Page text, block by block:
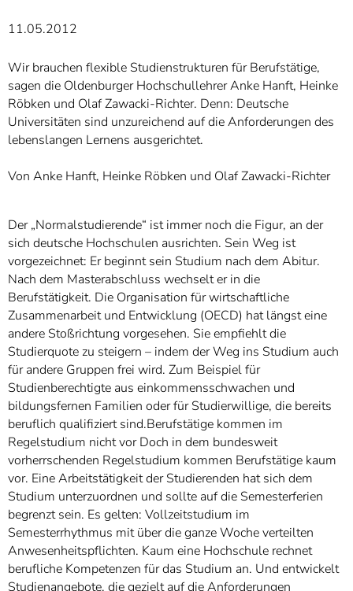
11.05.2012
Wir brauchen flexible Studienstrukturen für Berufstätige,
sagen die Oldenburger Hochschullehrer Anke Hanft, Heinke
Röbken und Olaf Zawacki-Richter. Denn: Deutsche
Universitäten sind unzureichend auf die Anforderungen des
lebenslangen Lernens ausgerichtet.
Von Anke Hanft, Heinke Röbken und Olaf Zawacki-Richter
Der „Normalstudierende“ ist immer noch die Figur, an der
sich deutsche Hochschulen ausrichten. Sein Weg ist
vorgezeichnet: Er beginnt sein Studium nach dem Abitur.
Nach dem Masterabschluss wechselt er in die
Berufstätigkeit. Die Organisation für wirtschaftliche
Zusammenarbeit und Entwicklung (OECD) hat längst eine
andere Stoßrichtung vorgesehen. Sie empfiehlt die
Studierquote zu steigern – indem der Weg ins Studium auch
für andere Gruppen frei wird. Zum Beispiel für
Studienberechtigte aus einkommensschwachen und
bildungsfernen Familien oder für Studierwillige, die bereits
beruflich qualifiziert sind.Berufstätige kommen im
Regelstudium nicht vor Doch in dem bundesweit
vorherrschenden Regelstudium kommen Berufstätige kaum
vor. Eine Arbeitstätigkeit der Studierenden hat sich dem
Studium unterzuordnen und sollte auf die Semesterferien
begrenzt sein. Es gelten: Vollzeitstudium im
Semesterrhythmus mit über die ganze Woche verteilten
Anwesenheitspflichten. Kaum eine Hochschule rechnet
berufliche Kompetenzen für das Studium an. Und entwickelt
Studienangebote, die gezielt auf die Anforderungen